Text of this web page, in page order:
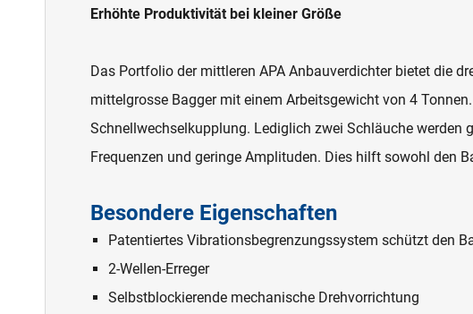
Erhöhte Produktivität bei kleiner Größe
Das Portfolio der mittleren APA Anbauverdichter bietet die
mittelgrosse Bagger mit einem Arbeitsgewicht von 4
Schnellwechselkupplung. Lediglich zwei Schläuche werden
Frequenzen und geringe Amplituden. Dies hilft sowohl den
Besondere Eigenschaften
Patentiertes Vibrationsbegrenzungssystem schützt den
2-Wellen-Erreger
Selbstblockierende mechanische Drehvorrichtung